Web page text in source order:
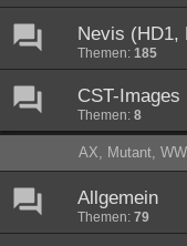
Nevis (HD1,
Themen: 185
CST-Images
Themen: 8
AX, Mutant,
Allgemein
Themen: 79